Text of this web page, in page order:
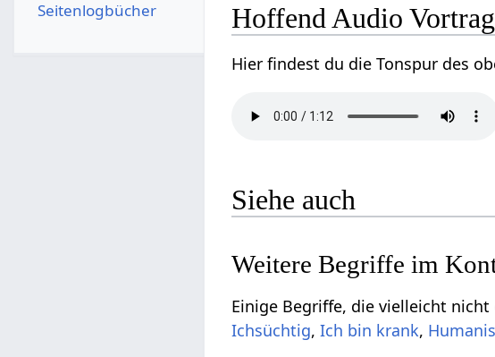
Hoffend‏‎ Audio Vortrag
Siehe auch
, ,
Seitenlogbücher